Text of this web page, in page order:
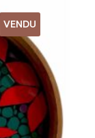
VENDU